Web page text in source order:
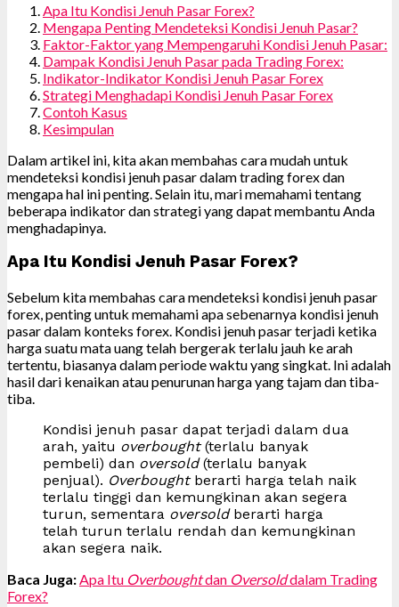
Apa Itu Kondisi Jenuh Pasar Forex?
Mengapa Penting Mendeteksi Kondisi Jenuh Pasar?
Faktor-Faktor yang Mempengaruhi Kondisi Jenuh Pasar:
Dampak Kondisi Jenuh Pasar pada Trading Forex:
Indikator-Indikator Kondisi Jenuh Pasar Forex
Strategi Menghadapi Kondisi Jenuh Pasar Forex
Contoh Kasus
Kesimpulan
Dalam artikel ini, kita akan membahas cara mudah untuk
mendeteksi kondisi jenuh pasar dalam trading forex dan
mengapa hal ini penting. Selain itu, mari memahami tentang
beberapa indikator dan strategi yang dapat membantu Anda
menghadapinya.
Apa Itu Kondisi Jenuh Pasar Forex?
Sebelum kita membahas cara mendeteksi kondisi jenuh pasar
forex, penting untuk memahami apa sebenarnya kondisi jenuh
pasar dalam konteks forex. Kondisi jenuh pasar terjadi ketika
harga suatu mata uang telah bergerak terlalu jauh ke arah
tertentu, biasanya dalam periode waktu yang singkat. Ini adalah
hasil dari kenaikan atau penurunan harga yang tajam dan tiba-
tiba.
Kondisi jenuh pasar dapat terjadi dalam dua
arah, yaitu overbought(terlalu banyak
pembeli) dan oversold(terlalu banyak
penjual). Overboughtberarti harga telah naik
terlalu tinggi dan kemungkinan akan segera
turun, sementara oversoldberarti harga
telah turun terlalu rendah dan kemungkinan
akan segera naik.
Baca Juga:Apa Itu Overboughtdan Oversolddalam Trading
Forex?